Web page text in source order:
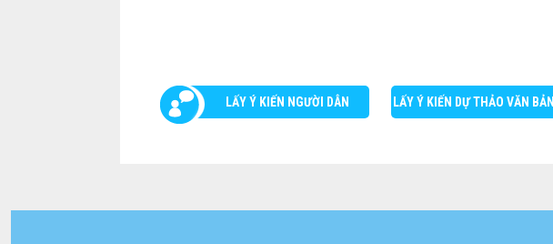
LẤY Ý KIẾN NGƯỜI DÂN LẤY Ý KIẾN DỰ THẢO VĂN BẢN